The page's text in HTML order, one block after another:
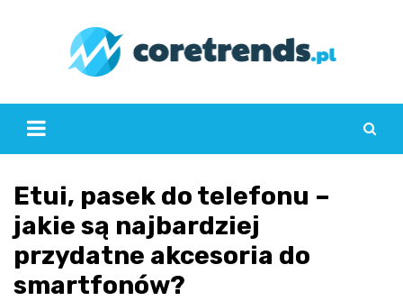
Etui, pasek do telefonu –
jakie są najbardziej
przydatne akcesoria do
smartfonów?